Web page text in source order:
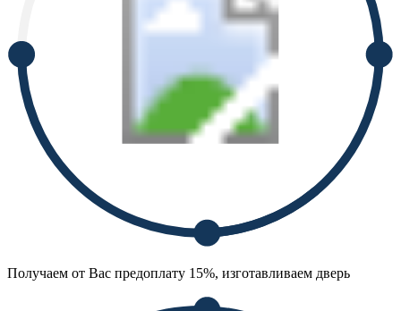
Получаем от Вас предоплату 15%, изготавливаем дверь